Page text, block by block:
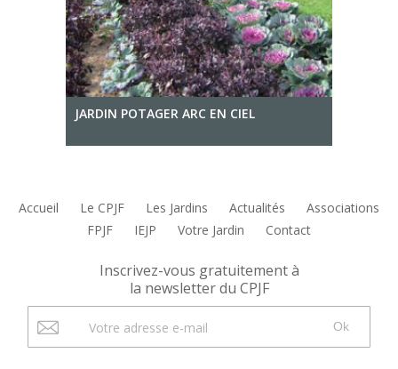
JARDIN POTAGER ARC EN CIEL
Accueil Le CPJF Les Jardins Actualités
Associations
FPJF
IEJP Votre Jardin Contact
Inscrivez-vous gratuitement à
la newsletter du CPJF
Ok